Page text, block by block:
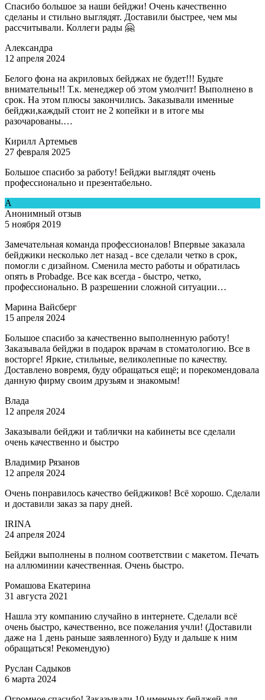
Спасибо большое за наши бейджи! Очень качественно
сделаны и стильно выглядят. Доставили быстрее, чем мы
рассчитывали. Коллеги рады 🤗
Александра
12 апреля 2024
Белого фона на акриловых бейджах не будет!!! Будьте
внимательны!! Т.к. менеджер об этом умолчит! Выполнено в
срок. На этом плюсы закончились. Заказывали именные
бейджи,каждый стоит не 2 копейки и в итоге мы
разочарованы.…
Кирилл Артемьев
27 февраля 2025
Большое спасибо за работу! Бейджи выглядят очень
профессионально и презентабельно.
А
Анонимный отзыв
5 ноября 2019
Замечательная команда профессионалов! Впервые заказала
бейджики несколько лет назад - все сделали четко в срок,
помогли с дизайном. Сменила место работы и обратилась
опять в Рrobadge. Все как всегда - быстро, четко,
профессионально. В разрешении сложной ситуации…
Марина Вайсберг
15 апреля 2024
Большое спасибо за качественно выполненную работу!
Заказывала бейджи в подарок врачам в стоматологию. Все в
восторге! Яркие, стильные, великолепные по качеству.
Доставлено вовремя, буду обращаться ещё; и порекомендовала
данную фирму своим друзьям и знакомым!
Влада
12 апреля 2024
Заказывали бейджи и таблички на кабинеты все сделали
очень качественно и быстро
Владимир Рязанов
12 апреля 2024
Очень понравилось качество бейджиков! Всё хорошо. Сделали
и доставили заказ за пару дней.
IRINA
24 апреля 2024
Бейджи выполнены в полном соответствии с макетом. Печать
на аллюминии качественная. Очень быстро.
Ромашова Екатерина
31 августа 2021
Нашла эту компанию случайно в интернете. Сделали всё
очень быстро, качественно, все пожелания учли! (Доставили
даже на 1 день раньше заявленного) Буду и дальше к ним
обращаться! Рекомендую)
Руслан Садыков
6 марта 2024